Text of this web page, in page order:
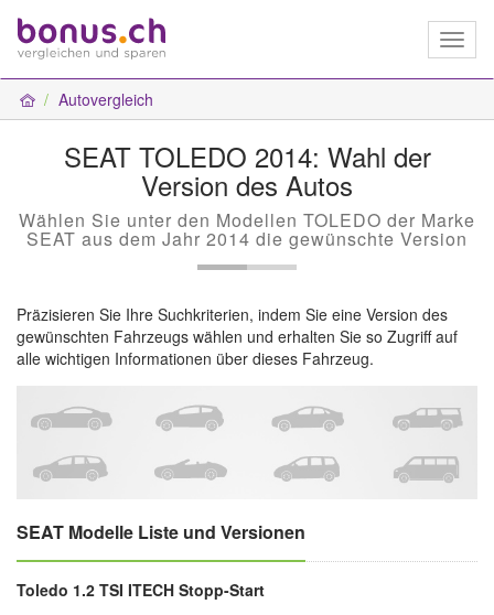
Autovergleich
SEAT TOLEDO 2014: Wahl der
Version des Autos
Wählen Sie unter den Modellen TOLEDO der Marke
SEAT aus dem Jahr 2014 die gewünschte Version
Präzisieren Sie Ihre Suchkriterien, indem Sie eine Version des
gewünschten Fahrzeugs wählen und erhalten Sie so Zugriff auf
alle wichtigen Informationen über dieses Fahrzeug.
SEAT Modelle Liste und Versionen
Toledo 1.2 TSI ITECH Stopp-Start